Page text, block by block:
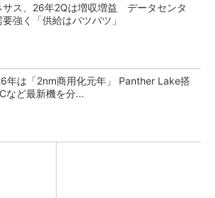
サス、26年2Qは増収増益 データセンタ
要強く「供給はパツパツ」
年は「2nm商用化元年」 Panther Lake搭
など最新機を分...